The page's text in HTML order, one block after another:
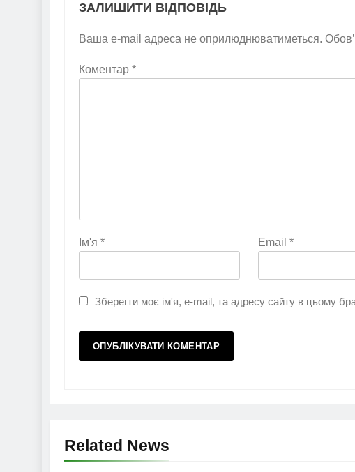
ЗАЛИШИТИ ВІДПОВІДЬ
Ваша e-mail адреса не оприлюднюватиметься.
Коментар *
Ім'я * Email *
Зберегти моє ім'я, e-mail, та адресу сайту в цьому
Related News